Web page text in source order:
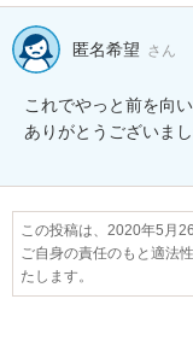
匿名希望 さん
これでやっと前を向
ありがとうございまし
この投稿は、2020年5月
ご自身の責任のもと適法
たします。